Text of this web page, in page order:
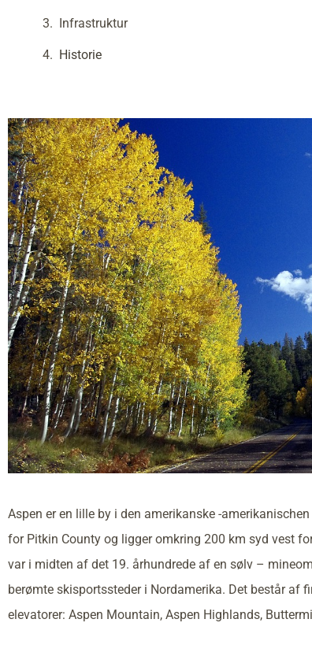
Infrastruktur
Historie
Aspen er en lille by i den amerikanske -
for Pitkin County og ligger omkring 200 km syd vest
var i midten af det 19. århundrede af en sølv –
berømte skisportssteder i Nordamerika. Det består af
elevatorer: Aspen Mountain, Aspen Highlands,